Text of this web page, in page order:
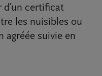
certificat
les nuisibles ou
agréée suivie en